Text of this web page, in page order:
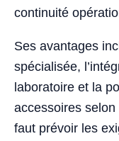
continuité
Ses avantages
spécialisée,
laboratoire et la
accessoires
faut prévoir les